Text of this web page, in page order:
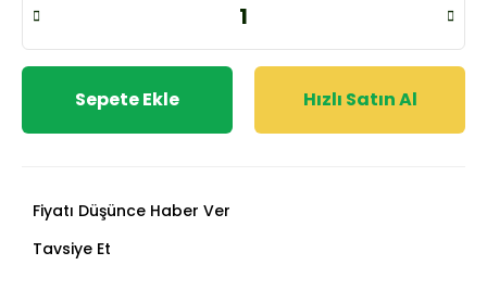
Sepete Ekle Hızlı Satın Al
Fiyatı Düşünce Haber Ver
Tavsiye Et